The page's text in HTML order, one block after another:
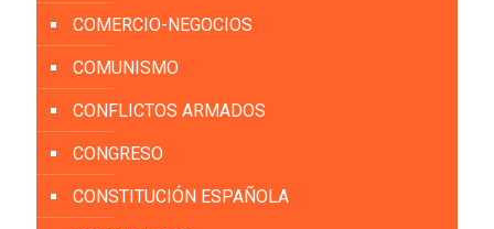
COMERCIO-NEGOCIOS
COMUNISMO
CONFLICTOS ARMADOS
CONGRESO
CONSTITUCIÓN ESPAÑOLA